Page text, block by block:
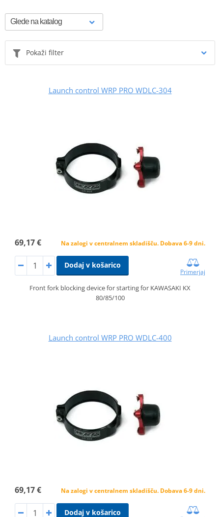
Pokaži filter
Launch control WRP PRO WDLC-304
69,17 € Na zalogi v centralnem skladišču. Dobava 6-9 dni.
Dodaj v košarico
Primerjaj
Front fork blocking device for starting for KAWASAKI KX
80/85/100
Launch control WRP PRO WDLC-400
69,17 € Na zalogi v centralnem skladišču. Dobava 6-9 dni.
Dodaj v košarico